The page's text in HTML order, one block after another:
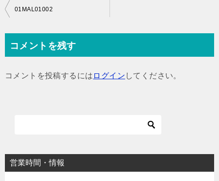
投
ビ
01MAL01002
コメントを残す
コメントを投稿するには ログイン してください。
営業時間・情報